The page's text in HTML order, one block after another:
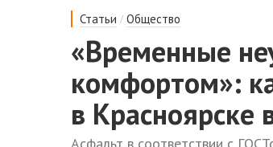
Статьи /Общество
«Временные
комфортом»:
в Красноярске
Асфальт в соответствии с